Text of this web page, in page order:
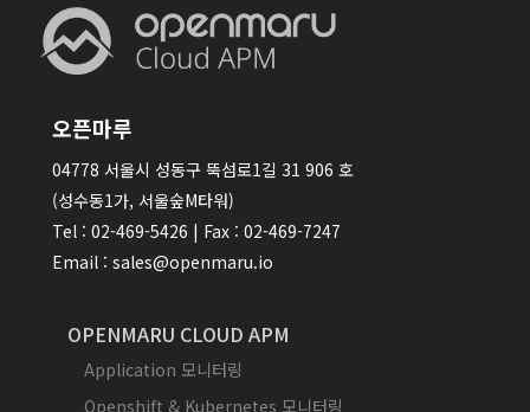
오픈마루
04778 서울시 성동구 뚝섬로1길 31 906 호
(성수동1가, 서울숲M타워)
Tel : 02-469-5426 | Fax : 02-469-7247
Email : sales@openmaru.io
OPENMARU CLOUD APM
Application 모니터링
Openshift & Kubernetes 모니터링